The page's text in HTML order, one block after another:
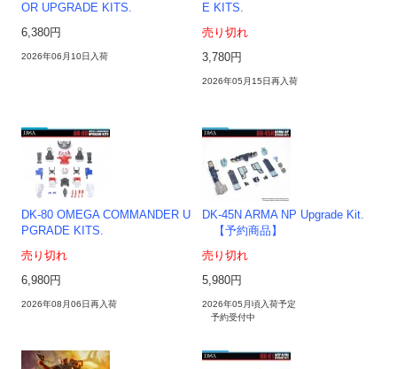
OR UPGRADE KITS.
6,380円
2026年06月10日入荷
E KITS.
売り切れ
3,780円
2026年05月15日再入荷
DK-80 OMEGA COMMANDER U
PGRADE KITS.
売り切れ
6,980円
2026年08月06日再入荷
DK-45N ARMA NP Upgrade Kit.
【予約商品】
売り切れ
5,980円
2026年05月頃入荷予定
予約受付中